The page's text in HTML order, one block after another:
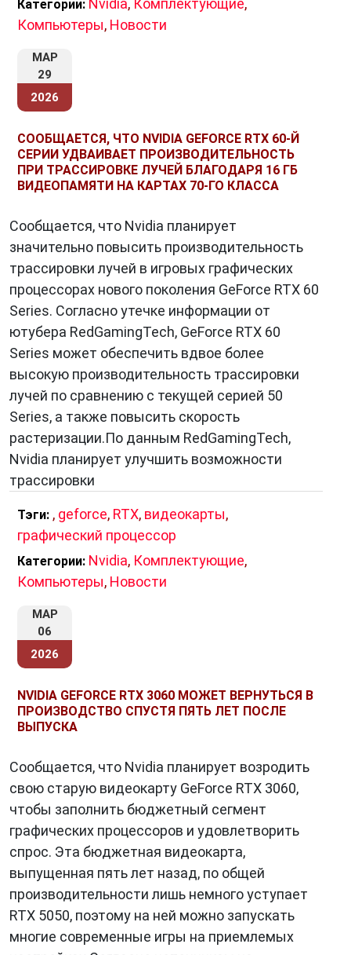
Категории: Nvidia, Комплектующие,
Компьютеры, Новости
МАР
29
2026
СООБЩАЕТСЯ, ЧТО NVIDIA GEFORCE RTX 60-Й
СЕРИИ УДВАИВАЕТ ПРОИЗВОДИТЕЛЬНОСТЬ
ПРИ ТРАССИРОВКЕ ЛУЧЕЙ БЛАГОДАРЯ 16 ГБ
ВИДЕОПАМЯТИ НА КАРТАХ 70-ГО КЛАССА
Сообщается, что Nvidia планирует
значительно повысить производительность
трассировки лучей в игровых графических
процессорах нового поколения GeForce RTX 60
Series. Согласно утечке информации от
ютубера RedGamingTech, GeForce RTX 60
Series может обеспечить вдвое более
высокую производительность трассировки
лучей по сравнению с текущей серией 50
Series, а также повысить скорость
растеризации.По данным RedGamingTech,
Nvidia планирует улучшить возможности
трассировки
Тэги: , geforce, RTX, видеокарты,
графический процессор
Категории: Nvidia, Комплектующие,
Компьютеры, Новости
МАР
06
2026
NVIDIA GEFORCE RTX 3060 МОЖЕТ ВЕРНУТЬСЯ В
ПРОИЗВОДСТВО СПУСТЯ ПЯТЬ ЛЕТ ПОСЛЕ
ВЫПУСКА
Сообщается, что Nvidia планирует возродить
свою старую видеокарту GeForce RTX 3060,
чтобы заполнить бюджетный сегмент
графических процессоров и удовлетворить
спрос. Эта бюджетная видеокарта,
выпущенная пять лет назад, по общей
производительности лишь немного уступает
RTX 5050, поэтому на ней можно запускать
многие современные игры на приемлемых